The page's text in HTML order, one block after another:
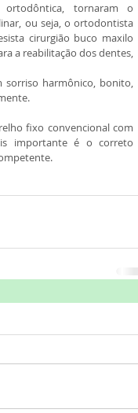
tornaram o
ou seja, o ortodontista
cirurgião buco maxilo
a reabilitação dos dentes,
sorriso harmônico, bonito,
fixo convencional com
importante é o correto